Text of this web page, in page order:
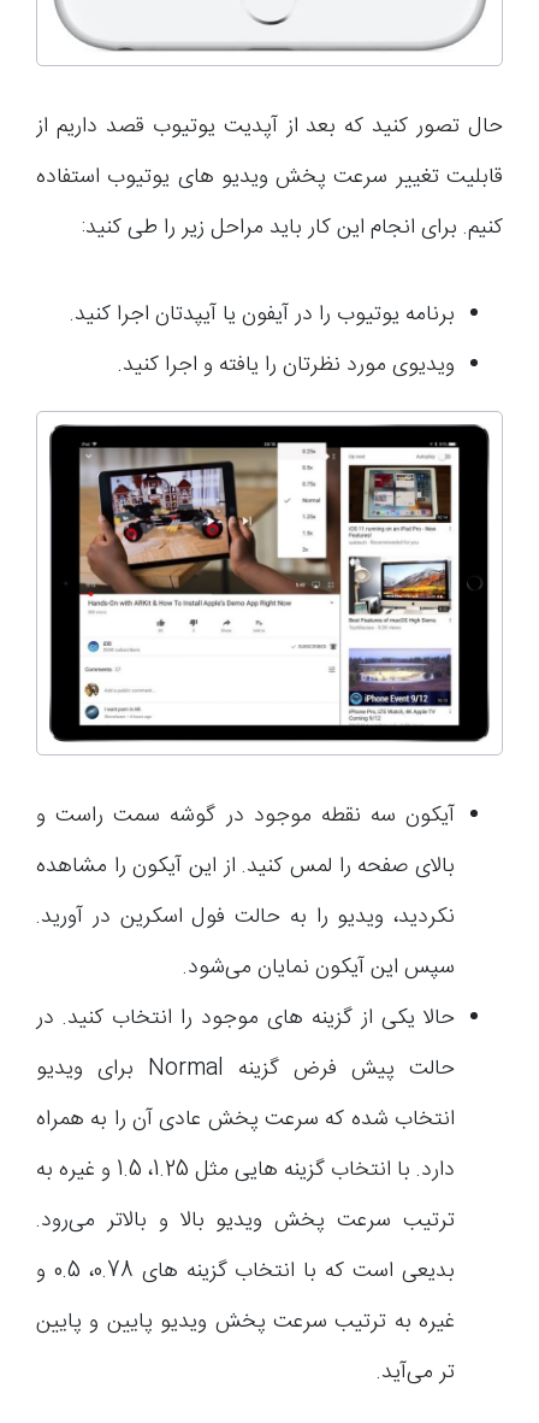
حال تصور کنید که بعد از آپدیت یوتیوب قصد داریم از
قابلیت تغییر سرعت پخش ویدیو های یوتیوب استفاده
کنیم. برای انجام این کار باید مراحل زیر را طی کنید:
برنامه یوتیوب را در آیفون یا آیپدتان اجرا کنید.
ویدیوی مورد نظرتان را یافته و اجرا کنید.
آیکون سه نقطه موجود در گوشه سمت راست و
بالای صفحه را لمس کنید. از این آیکون را مشاهده
نکردید، ویدیو را به حالت فول اسکرین در آورید.
سپس این آیکون نمایان می‌شود.
حالا یکی از گزینه های موجود را انتخاب کنید. در
حالت پیش فرض گزینه Normal برای ویدیو
انتخاب شده که سرعت پخش عادی آن را به همراه
دارد. با انتخاب گزینه هایی مثل 1.25، 1.5 و غیره به
ترتیب سرعت پخش ویدیو بالا و بالاتر می‌رود.
بدیعی است که با انتخاب گزینه های 0.78، 0.5 و
غیره به ترتیب سرعت پخش ویدیو پایین و پایین
تر می‌آید.